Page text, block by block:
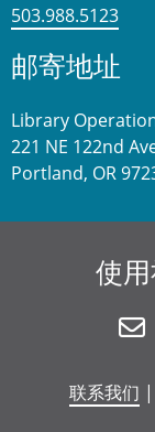
503.988.5123
邮寄地址
Library
221 NE 122nd
Portland, OR
使
联系我们 |